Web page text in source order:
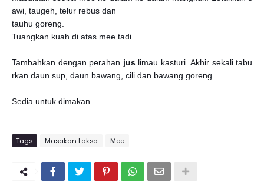
awi, taugeh, telur rebus dan
tauhu goreng.
Tuangkan kuah di atas mee tadi.
Tambahkan dengan perahan juslimau kasturi. Akhir sekali tabu
rkan daun sup, daun bawang, cili dan bawang goreng.
Sedia untuk dimakan
Tags Masakan Laksa Mee